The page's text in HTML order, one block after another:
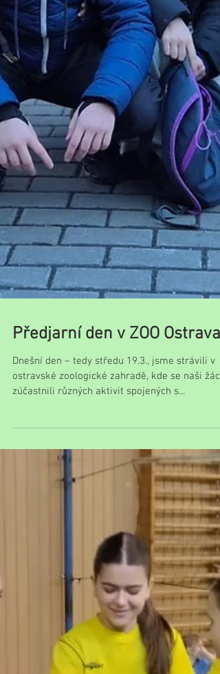
Předjarní den v ZOO Ostrava
Dnešní den – tedy středu 19.3., jsme strávili v
ostravské zoologické zahradě, kde se naši žáci
zúčastnili různých aktivit spojených s...